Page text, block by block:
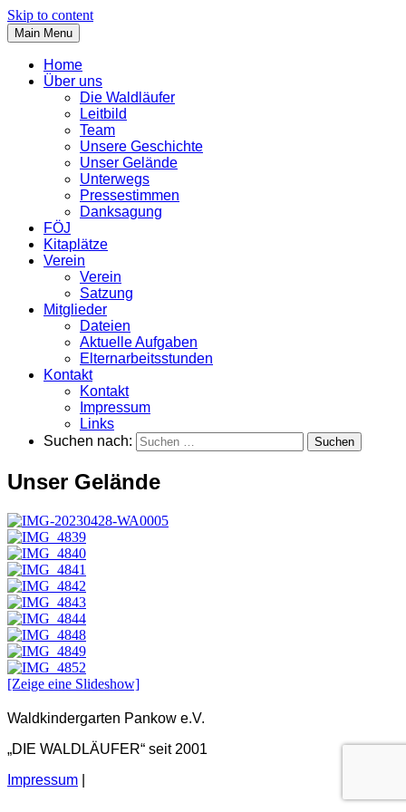
Skip to content
Main Menu
Home
Über uns
Die Waldläufer
Leitbild
Team
Unsere Geschichte
Unser Gelände
Unterwegs
Pressestimmen
Danksagung
FÖJ
Kitaplätze
Verein
Verein
Satzung
Mitglieder
Dateien
Aktuelle Aufgaben
Elternarbeitsstunden
Kontakt
Kontakt
Impressum
Links
Suchen nach:
Unser Gelände
[Zeige eine Slideshow]
Waldkindergarten Pankow e.V.
„DIE WALDLÄUFER“ seit 2001
Impressum